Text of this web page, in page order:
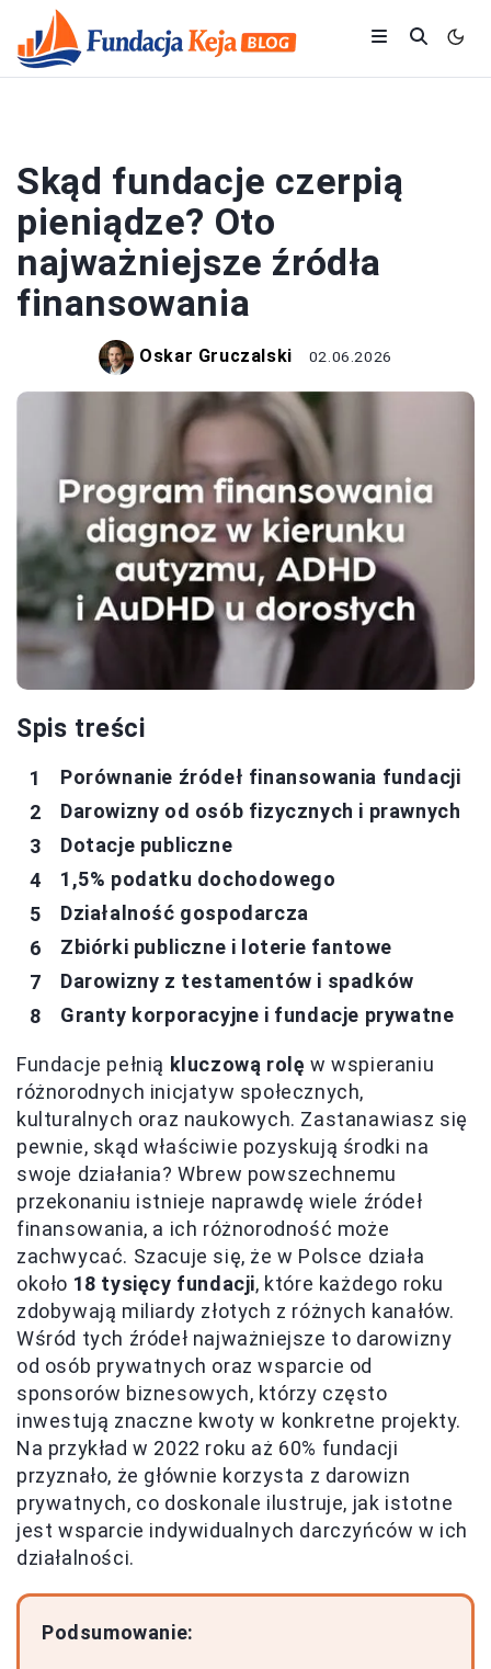
Skąd fundacje czerpią
pieniądze? Oto
najważniejsze źródła
finansowania
Oskar Gruczalski 02.06.2026
Spis treści
Porównanie źródeł finansowania fundacji
Darowizny od osób fizycznych i prawnych
Dotacje publiczne
1,5% podatku dochodowego
Działalność gospodarcza
Zbiórki publiczne i loterie fantowe
Darowizny z testamentów i spadków
Granty korporacyjne i fundacje prywatne
Fundacje pełnią kluczową rolę w wspieraniu
różnorodnych inicjatyw społecznych,
kulturalnych oraz naukowych. Zastanawiasz się
pewnie, skąd właściwie pozyskują środki na
swoje działania? Wbrew powszechnemu
przekonaniu istnieje naprawdę wiele źródeł
finansowania, a ich różnorodność może
zachwycać. Szacuje się, że w Polsce działa
około 18 tysięcy fundacji, które każdego roku
zdobywają miliardy złotych z różnych kanałów.
Wśród tych źródeł najważniejsze to darowizny
od osób prywatnych oraz wsparcie od
sponsorów biznesowych, którzy często
inwestują znaczne kwoty w konkretne projekty.
Na przykład w 2022 roku aż 60% fundacji
przyznało, że głównie korzysta z darowizn
prywatnych, co doskonale ilustruje, jak istotne
jest wsparcie indywidualnych darczyńców w ich
działalności.
Podsumowanie: